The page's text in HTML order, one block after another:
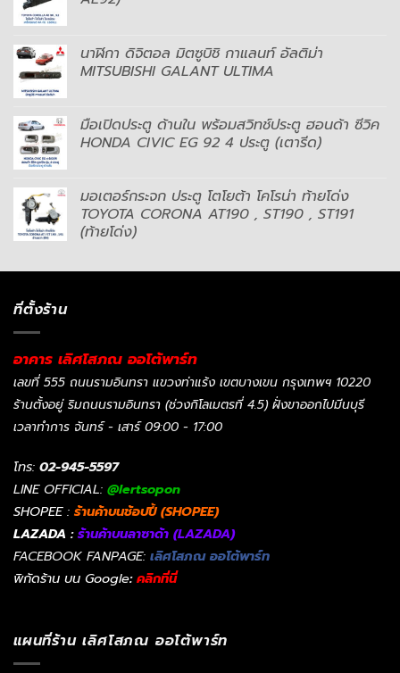
นาฬิกา ดิจิตอล มิตซูบิชิ กาแลนท์ อัลติม่า
MITSUBISHI GALANT ULTIMA
มือเปิดประตู ด้านใน พร้อมสวิทช์ประตู ฮอนด้า ซีวิค
HONDA CIVIC EG 92 4 ประตู (เตารีด)
มอเตอร์กระจก ประตู โตโยต้า โคโรน่า ท้ายโด่ง
TOYOTA CORONA AT190 , ST190 , ST191
(ท้ายโด่ง)
ที่ตั้งร้าน
อาคาร เลิศโสภณ ออโต้พาร์ท
เลขที่ 555 ถนนรามอินทรา แขวงท่าแร้ง เขตบางเขน กรุงเทพฯ 10220
ร้านตั้งอยู่ ริมถนนรามอินทรา (ช่วงกิโลเมตรที่ 4.5) ฝั่งขาออกไปมีนบุรี
เวลาทำการ จันทร์ - เสาร์ 09:00 - 17:00
โทร: 02-945-5597
LINE OFFICIAL: @lertsopon
SHOPEE : ร้านค้าบนช้อปปี้ (SHOPEE)
LAZADA :ร้านค้าบนลาซาด้า (LAZADA)
FACEBOOK FANPAGE: เลิศโสภณ ออโต้พาร์ท
พิกัดร้าน บน Google: คลิกที่นี่
แผนที่ร้าน เลิศโสภณ ออโต้พาร์ท